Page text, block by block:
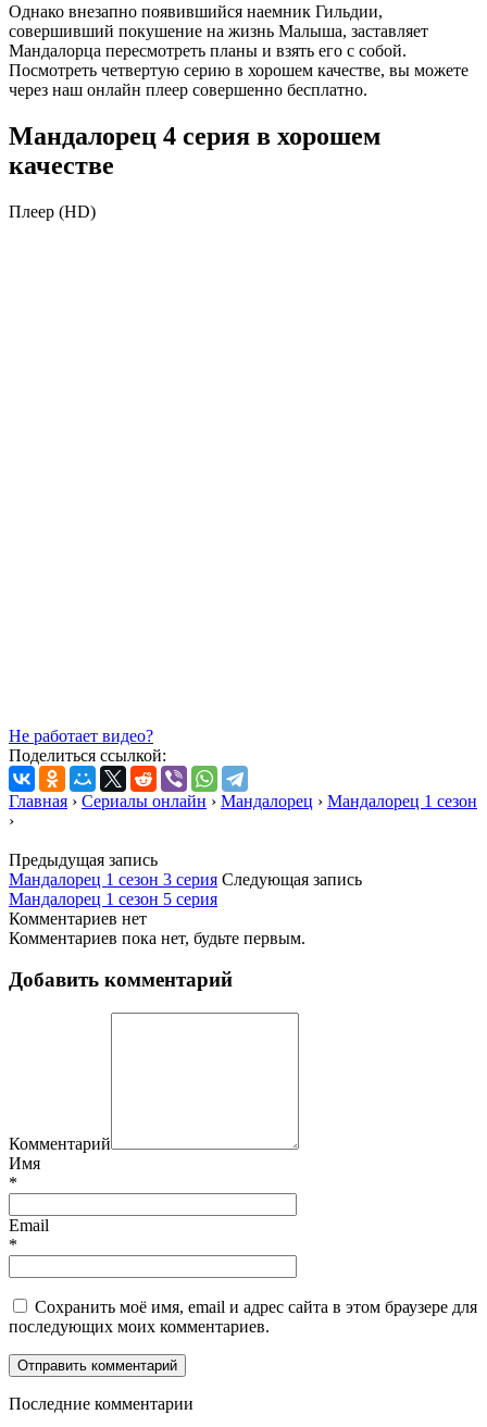
Однако внезапно появившийся наемник Гильдии,
совершивший покушение на жизнь Малыша, заставляет
Мандалорца пересмотреть планы и взять его с собой.
Посмотреть четвертую серию в хорошем качестве, вы можете
через наш онлайн плеер совершенно бесплатно.
Мандалорец 4 серия в хорошем
качестве
Плеер (HD)
Не работает видео?
Поделиться ссылкой:
Главная › Сериалы онлайн › Мандалорец › Мандалорец 1 сезон
›
Предыдущая запись
Мандалорец 1 сезон 3 серия Следующая запись
Мандалорец 1 сезон 5 серия
Комментариев нет
Комментариев пока нет, будьте первым.
Добавить комментарий
Комментарий
Имя
*
Email
*
Сохранить моё имя, email и адрес сайта в этом браузере для
последующих моих комментариев.
Последние комментарии